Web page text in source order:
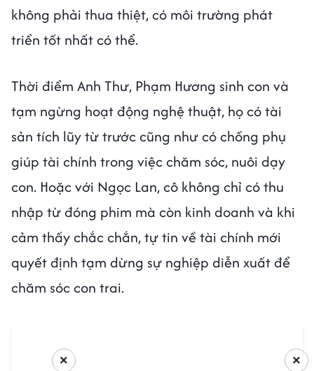
không phải thua thiệt, có môi trường phát
triển tốt nhất có thể.
Thời điểm Anh Thư, Phạm Hương sinh con và
tạm ngừng hoạt động nghệ thuật, họ có tài
sản tích lũy từ trước cũng như có chồng phụ
giúp tài chính trong việc chăm sóc, nuôi dạy
con. Hoặc với Ngọc Lan, cô không chỉ có thu
nhập từ đóng phim mà còn kinh doanh và khi
cảm thấy chắc chắn, tự tin về tài chính mới
quyết định tạm dừng sự nghiệp diễn xuất để
chăm sóc con trai.
×
×